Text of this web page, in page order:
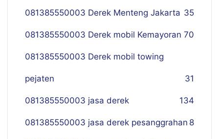
081385550003 Derek Menteng Jakarta 35
081385550003 Derek mobil Kemayoran 70
081385550003 Derek mobil towing
pejaten 31
081385550003 jasa derek 134
081385550003 jasa derek pesanggrahan 8